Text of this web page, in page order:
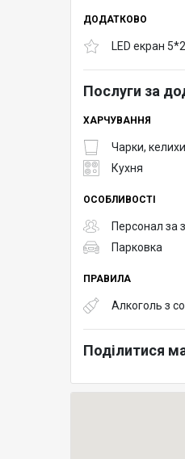
ДОДАТКОВО
LED екран
Послуги за
ХАРЧУВАННЯ
Чарки,
Кухня
ОСОБЛИВОСТІ
Персонал за
Парковка
ПРАВИЛА
Алкоголь з
Поділитися